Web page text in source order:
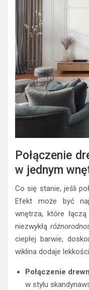
Połączenie
w jednym
Co się stanie, jeśli
Efekt może być
wnętrza, które łączą
niezwykłą
ciepłej barwie,
wiklina dodaje
Połączenie
w stylu